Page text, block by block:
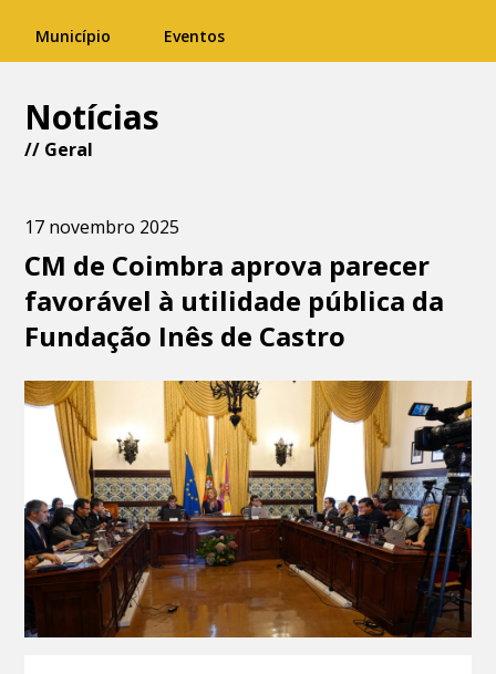
Município Eventos
Notícias
// Geral
17 novembro 2025
CM de Coimbra aprova parecer
favorável à utilidade pública da
Fundação Inês de Castro